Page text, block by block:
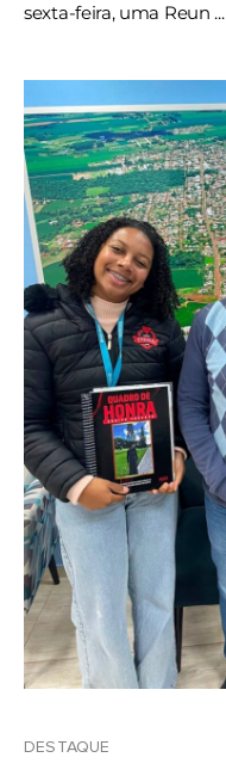
sexta-feira, uma Reun ...
DESTAQUE